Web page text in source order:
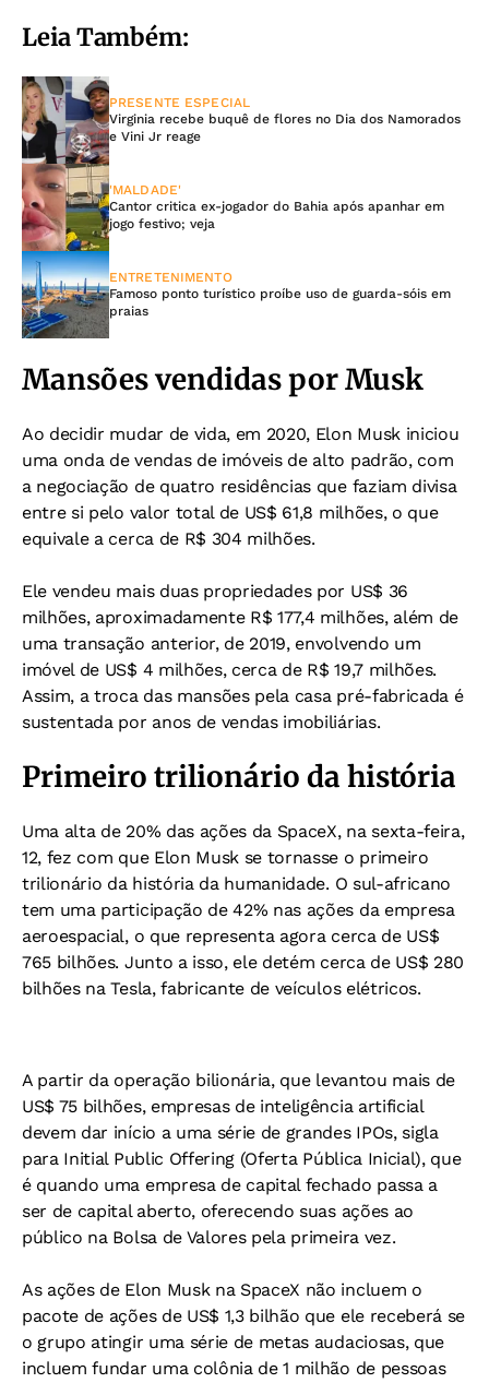
Leia Também:
PRESENTE ESPECIAL
Virginia recebe buquê de flores no Dia dos Namorados
e Vini Jr reage
'MALDADE'
Cantor critica ex-jogador do Bahia após apanhar em
jogo festivo; veja
ENTRETENIMENTO
Famoso ponto turístico proíbe uso de guarda-sóis em
praias
Mansões vendidas por Musk
Ao decidir mudar de vida, em 2020, Elon Musk iniciou
uma onda de vendas de imóveis de alto padrão, com
a negociação de quatro residências que faziam divisa
entre si pelo valor total de US$ 61,8 milhões, o que
equivale a cerca de R$ 304 milhões.
Ele vendeu mais duas propriedades por US$ 36
milhões, aproximadamente R$ 177,4 milhões, além de
uma transação anterior, de 2019, envolvendo um
imóvel de US$ 4 milhões, cerca de R$ 19,7 milhões.
Assim, a troca das mansões pela casa pré-fabricada é
sustentada por anos de vendas imobiliárias.
Primeiro trilionário da história
Uma alta de 20% das ações da SpaceX, na sexta-feira,
12, fez com que Elon Musk se tornasse o primeiro
trilionário da história da humanidade. O sul-africano
tem uma participação de 42% nas ações da empresa
aeroespacial, o que representa agora cerca de US$
765 bilhões. Junto a isso, ele detém cerca de US$ 280
bilhões na Tesla, fabricante de veículos elétricos.
A partir da operação bilionária, que levantou mais de
US$ 75 bilhões, empresas de inteligência artificial
devem dar início a uma série de grandes IPOs, sigla
para Initial Public Offering (Oferta Pública Inicial), que
é quando uma empresa de capital fechado passa a
ser de capital aberto, oferecendo suas ações ao
público na Bolsa de Valores pela primeira vez.
As ações de Elon Musk na SpaceX não incluem o
pacote de ações de US$ 1,3 bilhão que ele receberá se
o grupo atingir uma série de metas audaciosas, que
incluem fundar uma colônia de 1 milhão de pessoas